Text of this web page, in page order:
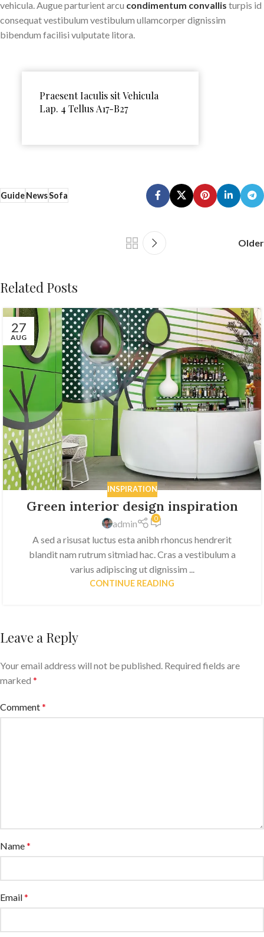
vehicula. Augue parturient arcu condimentum convallis turpis id
consequat vestibulum vestibulum ullamcorper dignissim
bibendum facilisi vulputate litora.
Praesent Iaculis sit Vehicula
Lap. 4 Tellus A17-B27
GuideNewsSofa
Older
Related Posts
27
AUG
INSPIRATION
Green interior design inspiration
admin 0
A sed a risusat luctus esta anibh rhoncus hendrerit
blandit nam rutrum sitmiad hac. Cras a vestibulum a
varius adipiscing ut dignissim ...
CONTINUE READING
Leave a Reply
Your email address will not be published. Required fields are
marked *
Comment*
Name*
Email*